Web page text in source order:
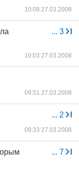
10:08 27.03.2008
... 3
10:03 27.03.2008
09:51 27.03.2008
... 2
09:33 27.03.2008
... 7